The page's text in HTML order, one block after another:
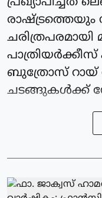
രാഷ്ട്രത്തെയും
ചരിത്രപരമായി
ബുത്രോസ്
ചടങ്ങുകള്‍ക്ക്